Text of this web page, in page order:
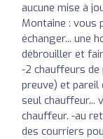
aucune mise à
Montaine : vous
échanger... une
débrouiller et
-2 chauffeurs de
preuve) et pareil
seul chauffeur...
chauffeur. -au
des courriers